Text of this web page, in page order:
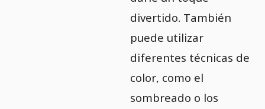
divertido. También
puede utilizar
diferentes técnicas de
color, como el
sombreado o los